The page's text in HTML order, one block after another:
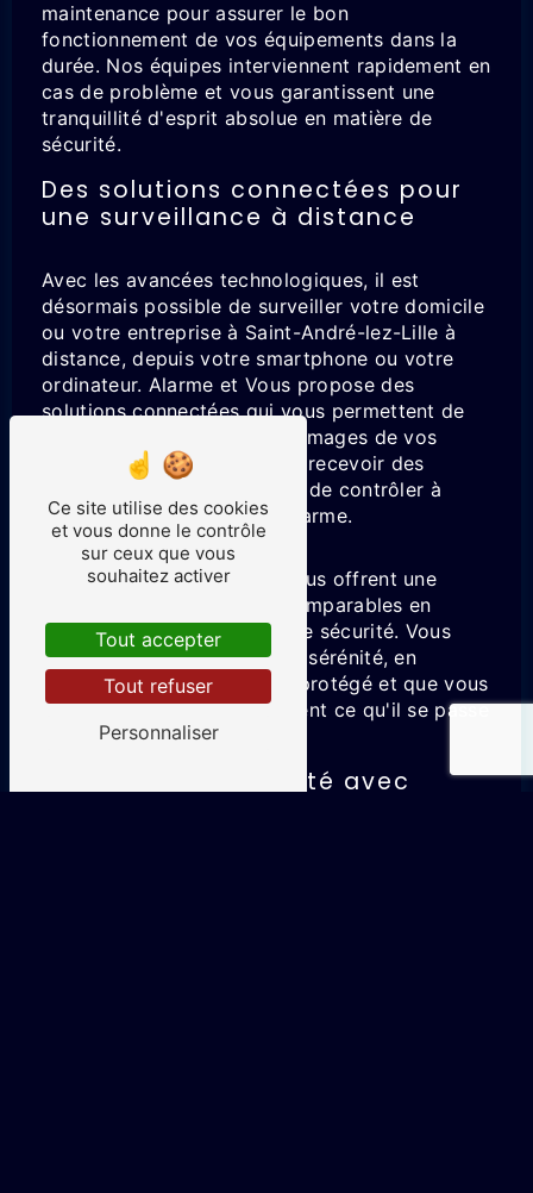
maintenance pour assurer le bon
fonctionnement de vos équipements dans la
durée. Nos équipes interviennent rapidement en
cas de problème et vous garantissent une
tranquillité d'esprit absolue en matière de
sécurité.
Des solutions connectées pour
une surveillance à distance
Avec les avancées technologiques, il est
désormais possible de surveiller votre domicile
ou votre entreprise à Saint-André-lez-Lille à
distance, depuis votre smartphone ou votre
ordinateur. Alarme et Vous propose des
solutions connectées qui vous permettent de
visualiser en temps réel les images de vos
caméras de surveillance, de recevoir des
alertes en cas d'intrusion et de contrôler à
distance votre système d'alarme.
Ces solutions innovantes vous offrent une
liberté et une flexibilité incomparables en
matière de surveillance et de sécurité. Vous
pouvez ainsi partir en toute sérénité, en
sachant que votre bien est protégé et que vous
pouvez vérifier à tout moment ce qu'il se passe
chez vous.
Choisissez la sécurité avec
Ce site utilise des cookies
et vous donne le contrôle
sur ceux que vous
souhaitez activer
Tout accepter
Tout refuser
Personnaliser